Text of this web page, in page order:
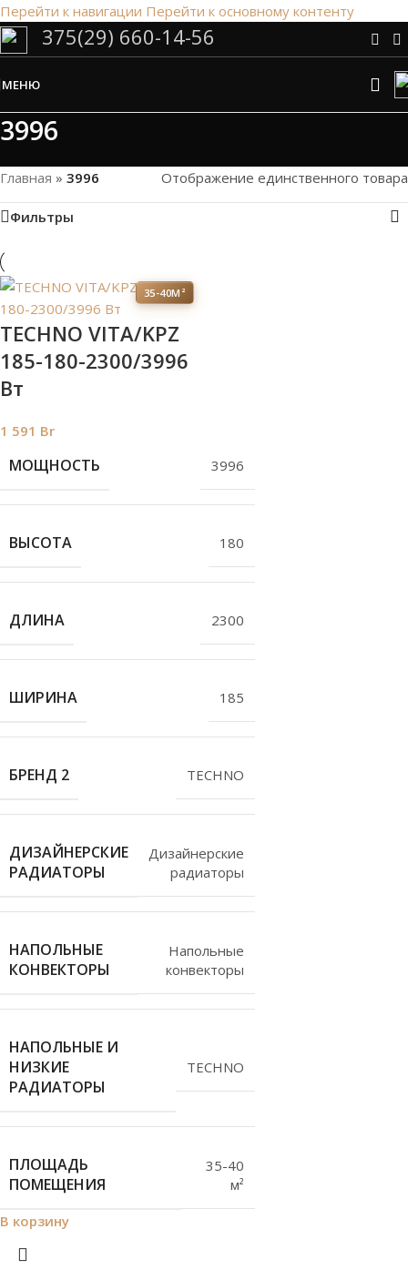
Перейти к навигации Перейти к основному контенту
Сэкономим Ваше время на подбор
Рассчитаем мощность | Предложим от 3х вариантов | В
наличии и под заказ
375(29) 660-14-56
МЕНЮ
3996
Главная » 3996 Отображение единственного товара
Фильтры
35-40М²
TECHNO VITA/KPZ
185-180-2300/3996
Вт
1 591 Br
МОЩНОСТЬ 3996
ВЫСОТА 180
ДЛИНА 2300
ШИРИНА 185
БРЕНД 2 TECHNO
ДИЗАЙНЕРСКИЕ
РАДИАТОРЫ
Дизайнерские
радиаторы
НАПОЛЬНЫЕ
КОНВЕКТОРЫ
Напольные
конвекторы
НАПОЛЬНЫЕ И
НИЗКИЕ
РАДИАТОРЫ
TECHNO
ПЛОЩАДЬ
ПОМЕЩЕНИЯ
35-40
м²
В корзину